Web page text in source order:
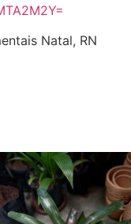
Natal, RN